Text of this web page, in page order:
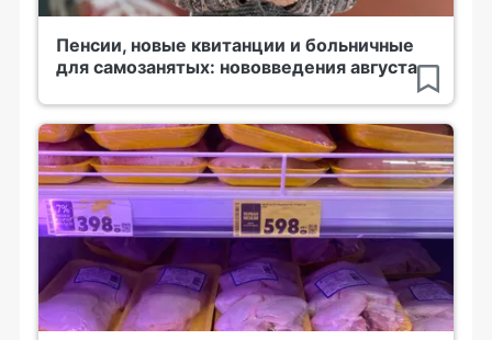
Пенсии, новые квитанции и больничные
для самозанятых: нововведения августа